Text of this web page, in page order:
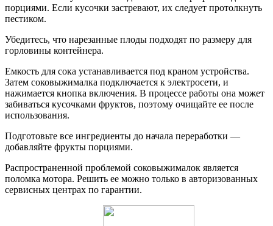
порциями. Если кусочки застревают, их следует протолкнуть
пестиком.
Убедитесь, что нарезанные плоды подходят по размеру для
горловины контейнера.
Емкость для сока устанавливается под краном устройства.
Затем соковыжималка подключается к электросети, и
нажимается кнопка включения. В процессе работы она может
забиваться кусочками фруктов, поэтому очищайте ее после
использования.
Подготовьте все ингредиенты до начала переработки —
добавляйте фрукты порциями.
Распространенной проблемой соковыжималок является
поломка мотора. Решить ее можно только в авторизованных
сервисных центрах по гарантии.